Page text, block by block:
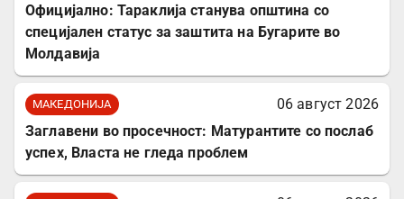
Официјално: Тараклија станува општина со
специјален статус за заштита на Бугарите во
Молдавија
МАКЕДОНИЈА
06 август 2026
Заглавени во просечност: Матурантите со послаб
успех, Власта не гледа проблем